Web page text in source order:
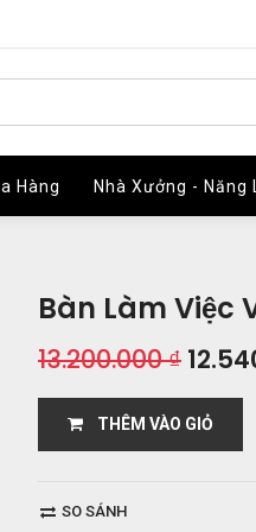
Hàng Nhà Xưởng - Năng
Hàng Nhà Xưởng - Năng
Bàn Làm Việc
13.200.000₫
THÊM VÀO GIỎ
SO SÁNH